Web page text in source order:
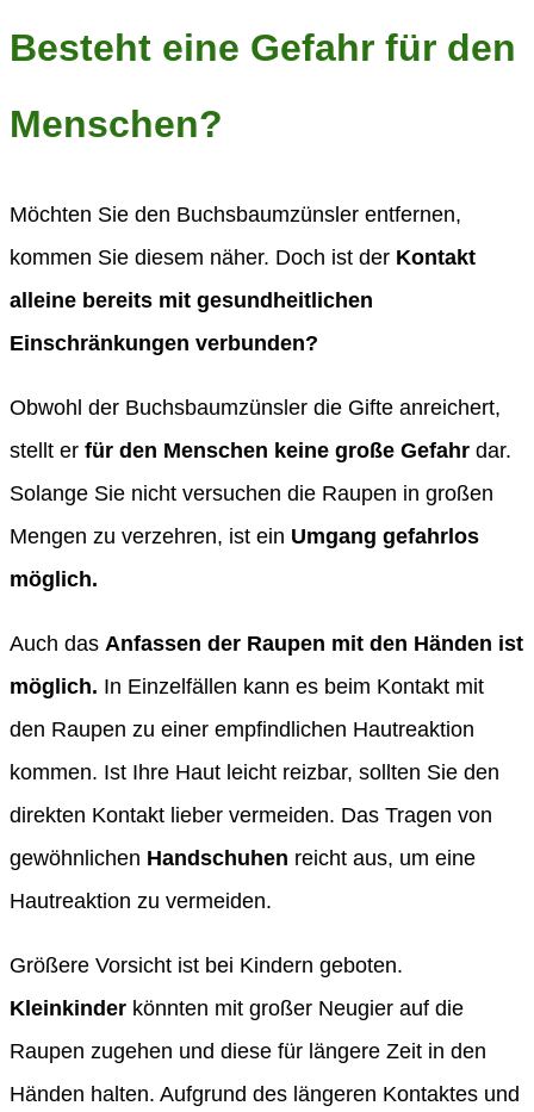
Besteht eine Gefahr für den
Menschen?
Möchten Sie den Buchsbaumzünsler entfernen,
kommen Sie diesem näher. Doch ist der Kontakt
alleine bereits mit gesundheitlichen
Einschränkungen verbunden?
Obwohl der Buchsbaumzünsler die Gifte anreichert,
stellt er für den Menschen keine große Gefahr dar.
Solange Sie nicht versuchen die Raupen in großen
Mengen zu verzehren, ist ein Umgang gefahrlos
möglich.
Auch das Anfassen der Raupen mit den Händen ist
möglich. In Einzelfällen kann es beim Kontakt mit
den Raupen zu einer empfindlichen Hautreaktion
kommen. Ist Ihre Haut leicht reizbar, sollten Sie den
direkten Kontakt lieber vermeiden. Das Tragen von
gewöhnlichen Handschuhen reicht aus, um eine
Hautreaktion zu vermeiden.
Größere Vorsicht ist bei Kindern geboten.
Kleinkinder könnten mit großer Neugier auf die
Raupen zugehen und diese für längere Zeit in den
Händen halten. Aufgrund des längeren Kontaktes und